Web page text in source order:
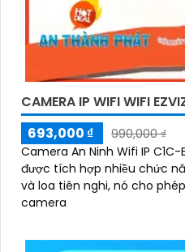
CAMERA IP WIFI WIFI
693,000 ₫
990,000 ₫
Camera An Ninh Wifi IP
được tích hợp nhiều chức năng đáng chú
và loa tiên nghi, nó cho
camera